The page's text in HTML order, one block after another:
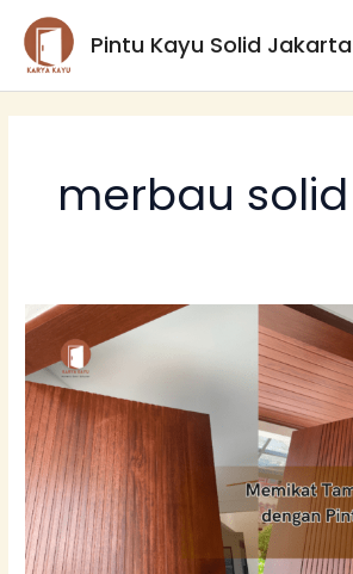
Lewati
konten
Pintu Kayu Solid Jakarta
merbau solid
Memikat
Tamu
Saat
Idul
Fitri
dengan
Pintu
Kayu
Merbau